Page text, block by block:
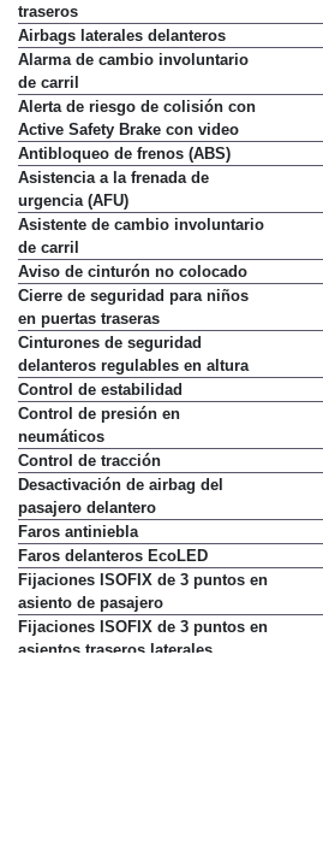
traseros
Airbags laterales delanteros
Alarma de cambio involuntario
de carril
Alerta de riesgo de colisión con
Active Safety Brake con video
Antibloqueo de frenos (ABS)
Asistencia a la frenada de
urgencia (AFU)
Asistente de cambio involuntario
de carril
Aviso de cinturón no colocado
Cierre de seguridad para niños
en puertas traseras
Cinturones de seguridad
delanteros regulables en altura
Control de estabilidad
Control de presión en
neumáticos
Control de tracción
Desactivación de airbag del
pasajero delantero
Faros antiniebla
Faros delanteros EcoLED
Fijaciones ISOFIX de 3 puntos en
asiento de pasajero
Fijaciones ISOFIX de 3 puntos en
asientos traseros laterales